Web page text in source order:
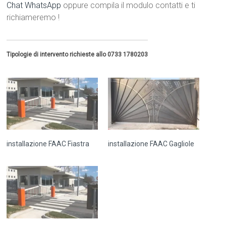
Chat WhatsApp oppure compila il modulo contatti e ti
richiameremo !
Tipologie di intervento richieste allo 0733 1780203
installazione FAAC Fiastra installazione FAAC Gagliole